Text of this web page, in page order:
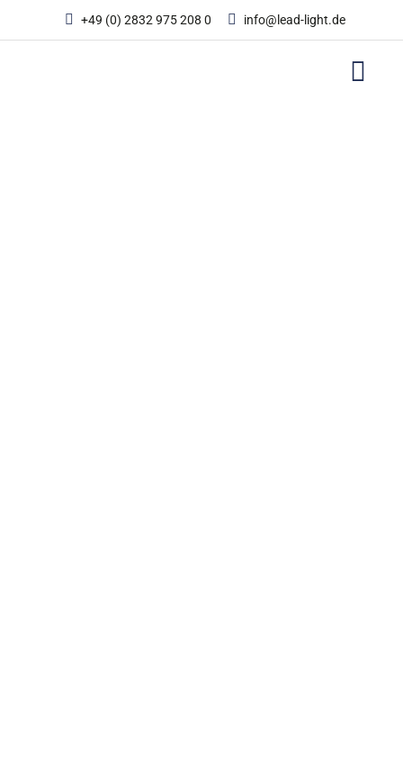
+49 (0) 2832 975 208 0 info@lead-light.de